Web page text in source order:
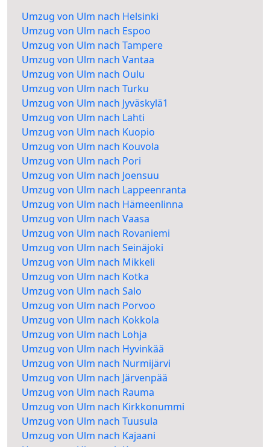
Umzug von Ulm nach Helsinki
Umzug von Ulm nach Espoo
Umzug von Ulm nach Tampere
Umzug von Ulm nach Vantaa
Umzug von Ulm nach Oulu
Umzug von Ulm nach Turku
Umzug von Ulm nach Jyväskylä1
Umzug von Ulm nach Lahti
Umzug von Ulm nach Kuopio
Umzug von Ulm nach Kouvola
Umzug von Ulm nach Pori
Umzug von Ulm nach Joensuu
Umzug von Ulm nach Lappeenranta
Umzug von Ulm nach Hämeenlinna
Umzug von Ulm nach Vaasa
Umzug von Ulm nach Rovaniemi
Umzug von Ulm nach Seinäjoki
Umzug von Ulm nach Mikkeli
Umzug von Ulm nach Kotka
Umzug von Ulm nach Salo
Umzug von Ulm nach Porvoo
Umzug von Ulm nach Kokkola
Umzug von Ulm nach Lohja
Umzug von Ulm nach Hyvinkää
Umzug von Ulm nach Nurmijärvi
Umzug von Ulm nach Järvenpää
Umzug von Ulm nach Rauma
Umzug von Ulm nach Kirkkonummi
Umzug von Ulm nach Tuusula
Umzug von Ulm nach Kajaani